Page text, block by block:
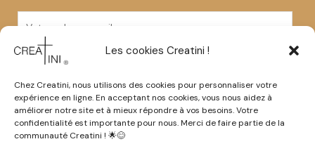
Les cookies Creatini !
Chez Creatini, nous utilisons des cookies pour personnaliser votre
expérience en ligne. En acceptant nos cookies, vous nous aidez à
améliorer notre site et à mieux répondre à vos besoins. Votre
confidentialité est importante pour nous. Merci de faire partie de la
communauté Creatini ! 🌟😊
a
l
*
Instagram